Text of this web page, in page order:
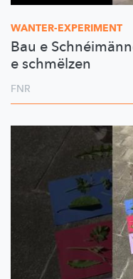
WANTER-EXPERIMENT
Bau e
e schmëlzen
FNR